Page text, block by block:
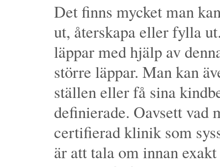
Det finns mycket man
ut, återskapa eller fylla
läppar med hjälp av
större läppar. Man kan
ställen eller få sina
definierade. Oavsett vad
certifierad klinik som
är att tala om innan